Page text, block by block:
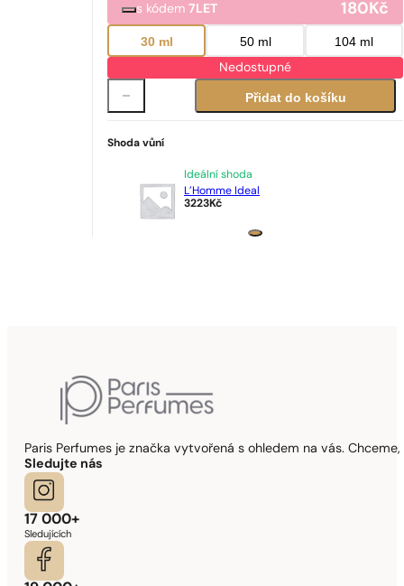
s kódem7LET 180Kč
30 ml 50 ml 104 ml
Nedostupné
Přidat do košíku
Shoda vůní
Ideální shoda
L’Homme Ideal
3223Kč
Paris Perfumes je značka vytvořená s ohledem na vás.
Sledujte nás
17 000+
Sledujících